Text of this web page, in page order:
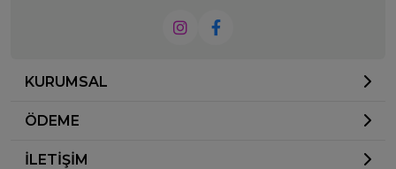
KURUMSAL
ÖDEME
İLETİŞİM